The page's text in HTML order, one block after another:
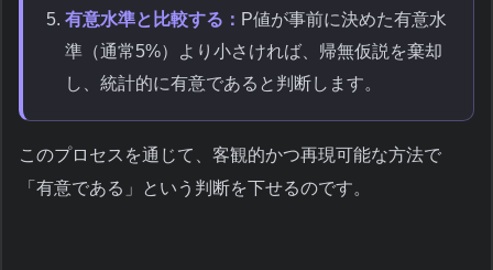
有意水準と比較する： P値が事前に決めた有意水
準（通常5%）より小さければ、帰無仮説を棄却
し、統計的に有意であると判断します。
このプロセスを通じて、客観的かつ再現可能な方法で
「有意である」という判断を下せるのです。